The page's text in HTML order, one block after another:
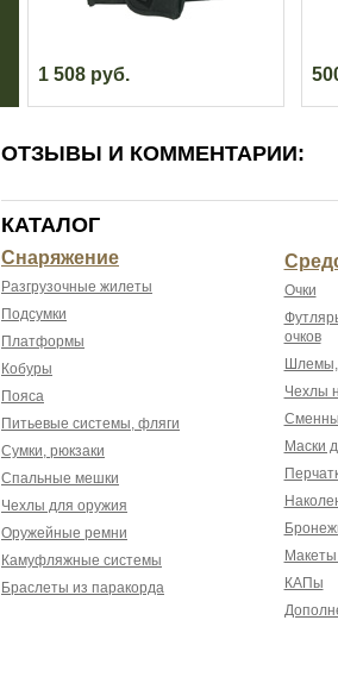
1 508 руб.
ОТЗЫВЫ И КОММЕНТАРИИ:
КАТАЛОГ
Снаряжение
Разгрузочные жилеты
Подсумки
Платформы
Кобуры
Пояса
Питьевые системы, фляги
Сумки, рюкзаки
Спальные мешки
Чехлы для оружия
Оружейные ремни
Камуфляжные системы
Браслеты из паракорда
Очки
очков
Шлемы,
Чехлы
Маски
КАПы